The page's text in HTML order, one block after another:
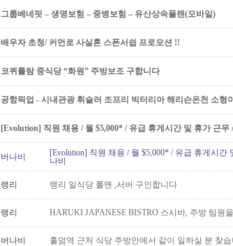
그룹베네핏 – 생명보험 – 중병보험 – 유산상속플랜(모바일)
배우자 초청/ 커먼로 사실혼 스폰서쉽 프로모션 !!
코퀴틀람 중식당 “화원” 주방보조 구합니다
공항픽업 - 시내관광 휘슬러 조프리 빅터리아 해리슨온천 소형
[Evolution] 직원 채용 / 월 $5,000* / 유급 휴게시간 및 휴가 근무
버나비
[Evolution] 직원 채용 / 월 $5,000* / 유급 휴게시간
나비
랭리 랭리 일식당 롤맨 ,서버 구인합니다
랭리 HARUKI JAPANESE BISTRO 스시바, 주방 팀원
버나비 홀덤역 근처 식당 주방안에서 같이 일하실 분 찾